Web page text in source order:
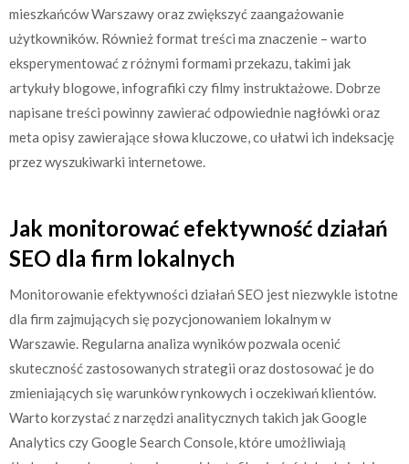
mieszkańców Warszawy oraz zwiększyć zaangażowanie
użytkowników. Również format treści ma znaczenie – warto
eksperymentować z różnymi formami przekazu, takimi jak
artykuły blogowe, infografiki czy filmy instruktażowe. Dobrze
napisane treści powinny zawierać odpowiednie nagłówki oraz
meta opisy zawierające słowa kluczowe, co ułatwi ich indeksację
przez wyszukiwarki internetowe.
Jak monitorować efektywność działań
SEO dla firm lokalnych
Monitorowanie efektywności działań SEO jest niezwykle istotne
dla firm zajmujących się pozycjonowaniem lokalnym w
Warszawie. Regularna analiza wyników pozwala ocenić
skuteczność zastosowanych strategii oraz dostosować je do
zmieniających się warunków rynkowych i oczekiwań klientów.
Warto korzystać z narzędzi analitycznych takich jak Google
Analytics czy Google Search Console, które umożliwiają